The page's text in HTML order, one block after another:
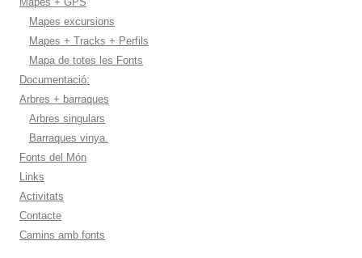
Mapes excursions
Mapes + Tracks + Perfils
Mapa de totes les Fonts
Documentació:
Arbres + barraques
Arbres singulars
Barraques vinya.
Fonts del Món
Links
Activitats
Contacte
Camins amb fonts